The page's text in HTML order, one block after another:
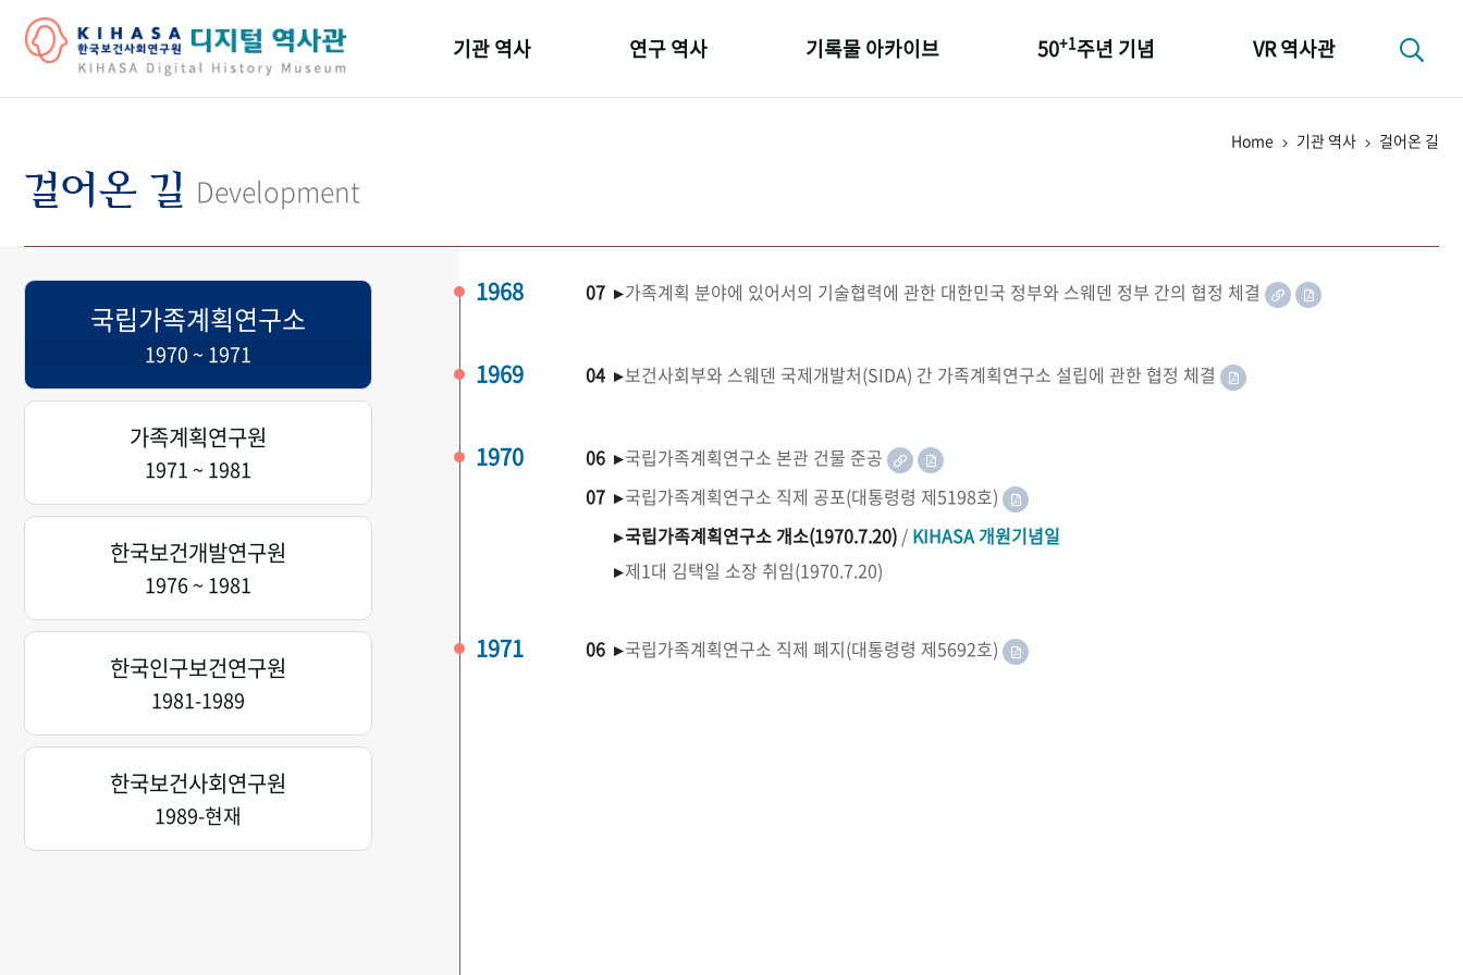
기관 역사 연구 역사 기록물 아카이브 50+1주년 기념 VR 역사관
Home 기관 역사 걸어온 길
걸어온 길 Development
국립가족계획연구소
1970 ~ 1971
가족계획연구원
1971 ~ 1981
한국보건개발연구원
1976 ~ 1981
한국인구보건연구원
1981-1989
한국보건사회연구원
1989-현재
1968 07 ▸가족계획 분야에 있어서의 기술협력에 관한 대한민국 정부와 스웨덴 정부 간의 협정 체결
1969 04 ▸보건사회부와 스웨덴 국제개발처(SIDA) 간 가족계획연구소 설립에 관한 협정 체결
1970 06 ▸국립가족계획연구소 본관 건물 준공
07 ▸국립가족계획연구소 직제 공포(대통령령 제5198호)
▸국립가족계획연구소 개소(1970.7.20) / KIHASA 개원기념일
▸제1대 김택일 소장 취임(1970.7.20)
1971 06 ▸국립가족계획연구소 직제 폐지(대통령령 제5692호)